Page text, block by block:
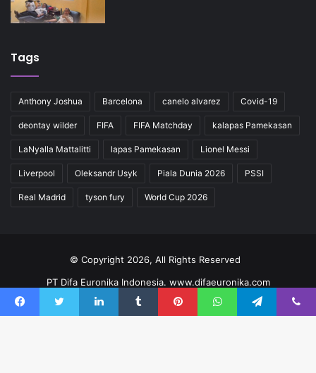
Tags
Anthony Joshua Barcelona canelo alvarez Covid-19
deontay wilder FIFA FIFA Matchday kalapas Pamekasan
LaNyalla Mattalitti lapas Pamekasan Lionel Messi
Liverpool Oleksandr Usyk Piala Dunia 2026 PSSI
Real Madrid tyson fury World Cup 2026
© Copyright 2026, All Rights Reserved
PT Difa Euronika Indonesia. www.difaeuronika.com
Redaksi
Kode Etik Pedoman Kontak
FacebookTwitter LinkedIn Tumblr PinterestWhatsAppTelegramViber